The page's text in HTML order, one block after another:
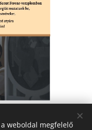
weboldal megfelelő